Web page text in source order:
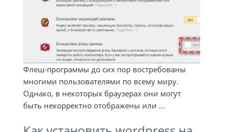
Флеш-программы до сих пор востребованы
многими пользователями по всему миру.
Однако, в некоторых браузерах они могут
быть некорректно отображены или ...